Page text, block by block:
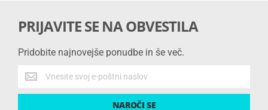
PRIJAVITE SE NA OBVESTILA
Pridobite najnovejše ponudbe in še več.
Pridobite
najnovejše
ponudbe
NAROČI SE